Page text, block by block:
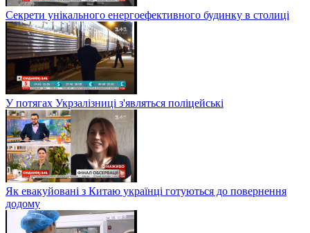
Секрети унікального енергоефективного будинку в столиці
У потягах Укрзалізниці з'являться поліцейські
Як евакуйовані з Китаю українці готуються до повернення
додому